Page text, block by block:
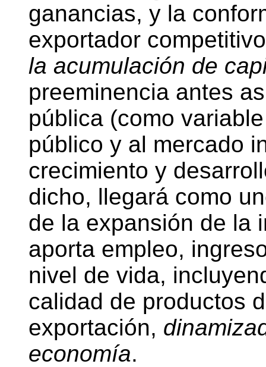
ganancias, y la
exportador
la acumulación de
preeminencia antes
pública (como
público y al mercado
crecimiento y
dicho, llegará como
de la expansión de la
aporta empleo,
nivel de vida,
calidad de productos
exportación,
economía.